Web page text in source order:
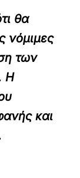
θα
νόμιμες
των
Η
και